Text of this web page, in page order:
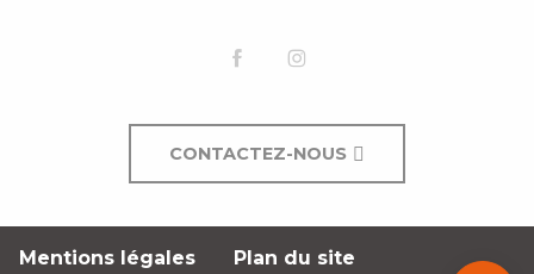
CONTACTEZ-NOUS
Mentions légales Plan du site